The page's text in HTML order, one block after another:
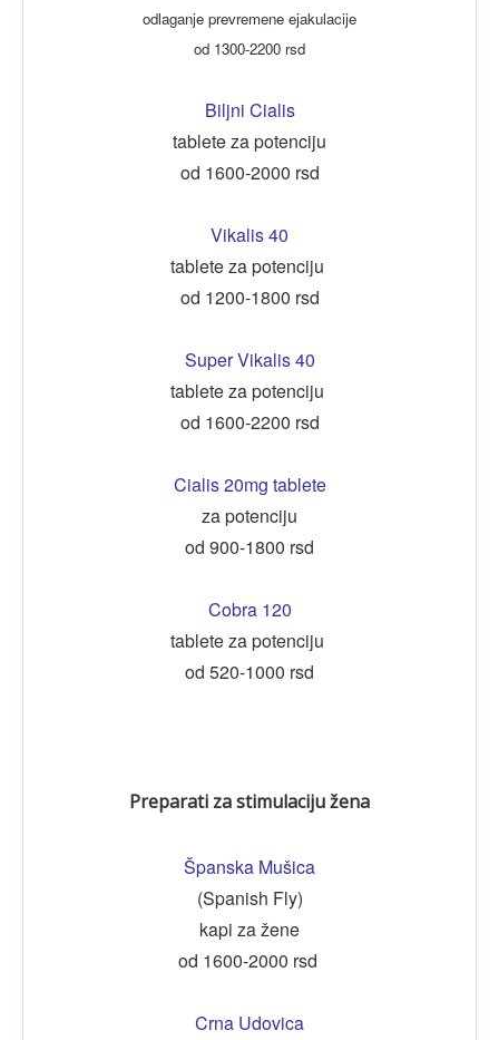
odlaganje prevremene ejakulacije
od 1300-2200 rsd
Biljni Cialis
tablete za potenciju
od 1600-2000 rsd
Vikalis 40
tablete za potenciju
od 1200-1800 rsd
Super Vikalis 40
tablete za potenciju
od 1600-2200 rsd
Cialis 20mg tablete
za potenciju
od 900-1800 rsd
Cobra 120
tablete za potenciju
od 520-1000 rsd
Preparati za stimulaciju žena
Španska Mušica
(Spanish Fly)
kapi za žene
od 1600-2000 rsd
Crna Udovica